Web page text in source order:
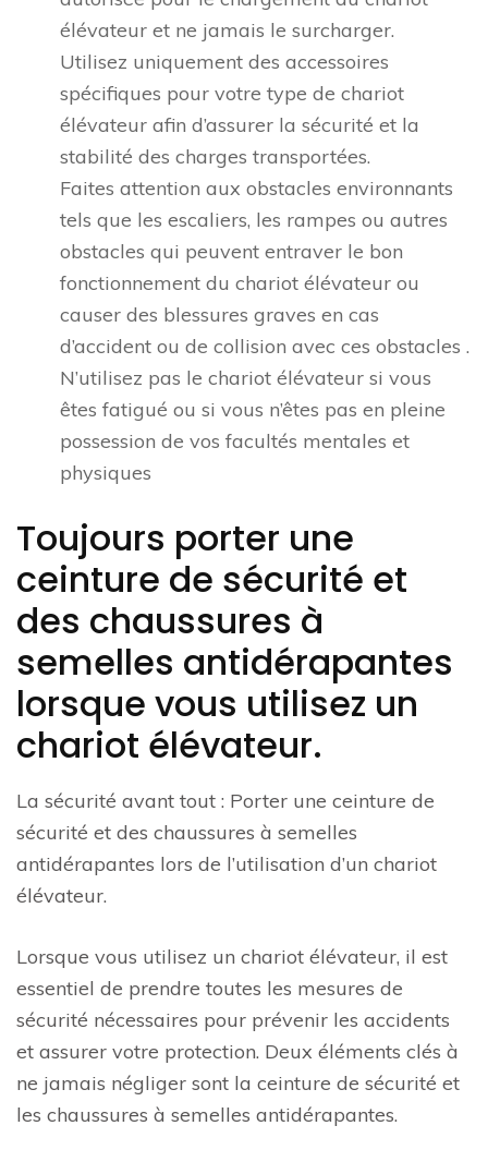
élévateur et ne jamais le surcharger.
Utilisez uniquement des accessoires
spécifiques pour votre type de chariot
élévateur afin d’assurer la sécurité et la
stabilité des charges transportées.
Faites attention aux obstacles environnants
tels que les escaliers, les rampes ou autres
obstacles qui peuvent entraver le bon
fonctionnement du chariot élévateur ou
causer des blessures graves en cas
d’accident ou de collision avec ces obstacles .
N’utilisez pas le chariot élévateur si vous
êtes fatigué ou si vous n’êtes pas en pleine
possession de vos facultés mentales et
physiques
Toujours porter une
ceinture de sécurité et
des chaussures à
semelles antidérapantes
lorsque vous utilisez un
chariot élévateur.
La sécurité avant tout : Porter une ceinture de
sécurité et des chaussures à semelles
antidérapantes lors de l’utilisation d’un chariot
élévateur.
Lorsque vous utilisez un chariot élévateur, il est
essentiel de prendre toutes les mesures de
sécurité nécessaires pour prévenir les accidents
et assurer votre protection. Deux éléments clés à
ne jamais négliger sont la ceinture de sécurité et
les chaussures à semelles antidérapantes.